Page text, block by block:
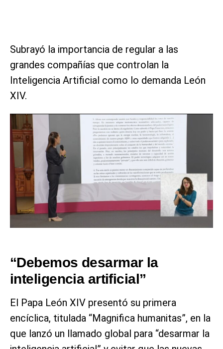
Subrayó la importancia de regular a las
grandes compañías que controlan la
Inteligencia Artificial como lo demanda León
XIV.
“Debemos desarmar la
inteligencia artificial”
El Papa León XIV presentó su primera
encíclica, titulada “Magnifica humanitas”, en la
que lanzó un llamado global para “desarmar la